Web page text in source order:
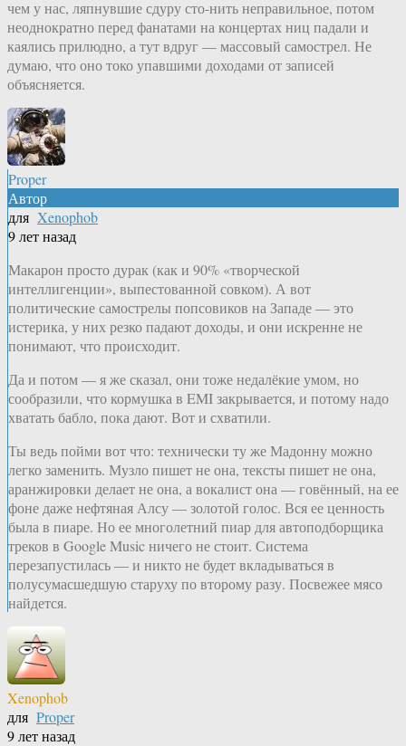
чем у нас, ляпнувшие сдуру сто-нить неправильное, потом
неоднократно перед фанатами на концертах ниц падали и
каялись прилюдно, а тут вдруг — массовый самострел. Не
думаю, что оно токо упавшими доходами от записей
объясняется.
Proper
Автор
для Xenophob
9 лет назад
Макарон просто дурак (как и 90% «творческой
интеллигенции», выпестованной совком). А вот
политические самострелы попсовиков на Западе — это
истерика, у них резко падают доходы, и они искренне не
понимают, что происходит.
Да и потом — я же сказал, они тоже недалёкие умом, но
сообразили, что кормушка в EMI закрывается, и потому надо
хватать бабло, пока дают. Вот и схватили.
Ты ведь пойми вот что: технически ту же Мадонну можно
легко заменить. Музло пишет не она, тексты пишет не она,
аранжировки делает не она, а вокалист она — говённый, на ее
фоне даже нефтяная Алсу — золотой голос. Вся ее ценность
была в пиаре. Но ее многолетний пиар для автоподборщика
треков в Google Music ничего не стоит. Система
перезапустилась — и никто не будет вкладываться в
полусумасшедшую старуху по второму разу. Посвежее мясо
найдется.
Xenophob
для Proper
9 лет назад